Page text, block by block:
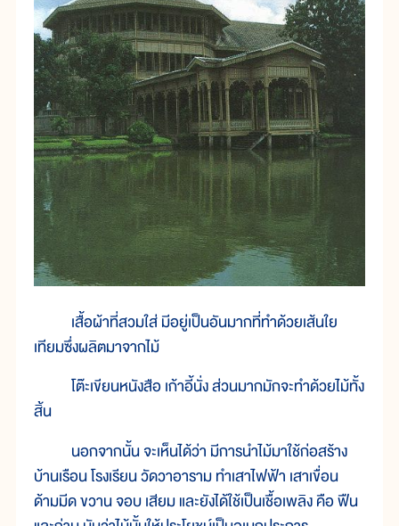
เสื้อผ้าที่สวมใส่ มีอยู่เป็นอันมากที่ทำด้วยเส้นใย
เทียมซึ่งผลิตมาจากไม้
โต๊ะเขียนหนังสือ เก้าอี้นั่ง ส่วนมากมักจะทำด้วยไม้ทั้ง
สิ้น
นอกจากนั้น จะเห็นได้ว่า มีการนำไม้มาใช้ก่อสร้าง
บ้านเรือน โรงเรียน วัดวาอาราม ทำเสาไฟฟ้า เสาเขื่อน
ด้ามมีด ขวาน จอบ เสียม และยังได้ใช้เป็นเชื้อเพลิง คือ ฟืน